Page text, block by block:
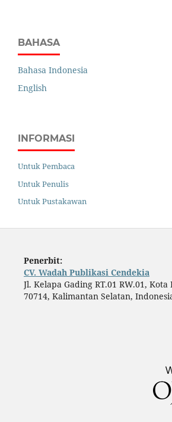
BAHASA
Bahasa Indonesia
English
INFORMASI
Untuk Pembaca
Untuk Penulis
Untuk Pustakawan
Penerbit:
CV. Wadah Publikasi Cendekia
Jl. Kelapa Gading RT.01 RW.01,
70714, Kalimantan Selatan,